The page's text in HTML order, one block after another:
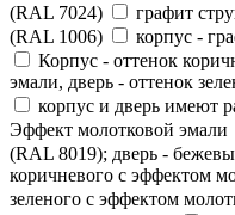
(RAL 7024)
графит
(RAL 1006)
корпус -
Корпус - оттенок
эмали, дверь - оттенок
корпус и дверь имеют
Эффект молотковой эмали
(RAL 8019); дверь -
коричневого с эффектом
зеленого с эффектом